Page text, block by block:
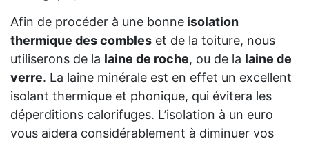
Afin de procéder à une bonne isolation
thermique des combles et de la toiture, nous
utiliserons de la laine de roche, ou de la laine de
verre. La laine minérale est en effet un excellent
isolant thermique et phonique, qui évitera les
déperditions calorifuges. L’isolation à un euro
vous aidera considérablement à diminuer vos